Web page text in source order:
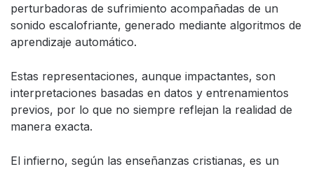
perturbadoras de sufrimiento acompañadas de un
sonido escalofriante, generado mediante algoritmos de
aprendizaje automático.
Estas representaciones, aunque impactantes, son
interpretaciones basadas en datos y entrenamientos
previos, por lo que no siempre reflejan la realidad de
manera exacta.
El infierno, según las enseñanzas cristianas, es un